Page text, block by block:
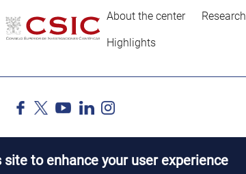
About the center Research
Highlights
to enhance your user experience